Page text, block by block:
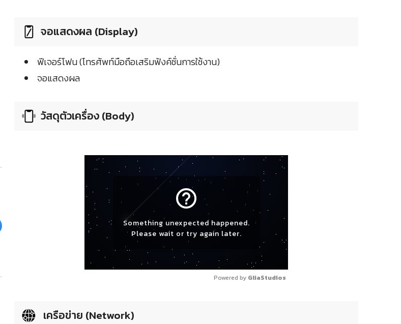
จอแสดงผล (Display)
ฟีเจอร์โฟน (โทรศัพท์มือถือเสริมฟังค์ชั่นการใช้งาน)
จอแสดงผล
วัสดุตัวเครื่อง (Body)
help_outline
Something unexpected happened.
Please wait or try again later.
Powered by GliaStudios
เครือข่าย (Network)